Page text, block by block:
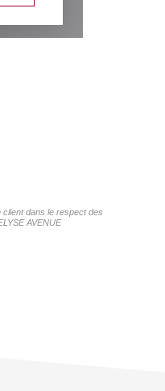
dans le respect des
AVENUE